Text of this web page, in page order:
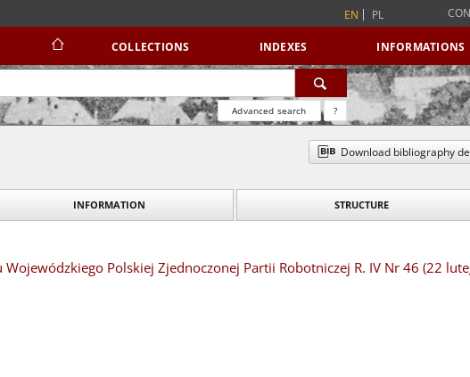
EN PL
COLLECTIONS INDEXES INFORMATIONS
Advanced search ?
Download bibliography
INFORMATION STRUCTURE
Polskiej Zjednoczonej Partii Robotniczej R. IV Nr 46 (22